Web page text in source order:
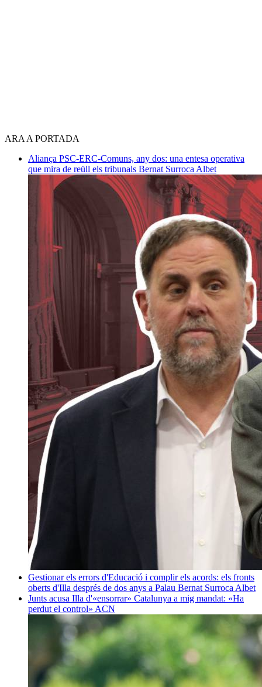
ARA A PORTADA
Aliança PSC-ERC-Comuns, any dos: una entesa operativa
que mira de reüll els tribunals Bernat Surroca Albet
Gestionar els errors d'Educació i complir els acords: els fronts
oberts d'Illa després de dos anys a Palau Bernat Surroca Albet
Junts acusa Illa d'«ensorrar» Catalunya a mig mandat: «Ha
perdut el control» ACN